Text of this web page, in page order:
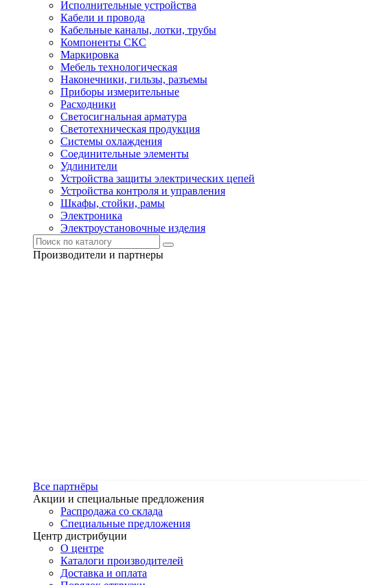
Исполнительные устройства
Кабели и провода
Кабельные каналы, лотки, трубы
Компоненты СКС
Маркировка
Мебель технологическая
Наконечники, гильзы, разъемы
Приборы измерительные
Расходники
Светосигнальная арматура
Светотехническая продукция
Системы охлаждения
Соединительные элементы
Удлинители
Устройства защиты электрических цепей
Устройства контроля и управления
Шкафы, стойки, рамы
Электроника
Электроустановочные изделия
Производители и партнеры
Все партнёры
Акции и специальные предложения
Распродажа со склада
Специальные предложения
Центр дистрибуции
О центре
Каталоги производителей
Доставка и оплата